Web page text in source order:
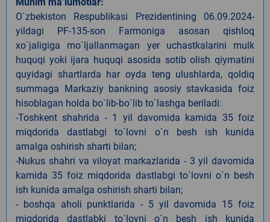
O`zbekiston Respublikasi Prezidentining 06.09.2024-
yildagi PF-135-son Farmoniga asosan qishloq
xo`jaligiga mo`ljallanmagan yer uchastkalarini mulk
huquqi yoki ijara huquqi asosida sotib olish qiymatini
quyidagi shartlarda har oyda teng ulushlarda, qoldiq
summaga Markaziy bankning asosiy stavkasida foiz
hisoblagan holda bo`lib-bo`lib to`lashga beriladi:
-Toshkent shahrida - 1 yil davomida kamida 35 foiz
miqdorida dastlabgi to`lovni o`n besh ish kunida
amalga oshirish sharti bilan;
-Nukus shahri va viloyat markazlarida - 3 yil davomida
kamida 35 foiz miqdorida dastlabgi to`lovni o`n besh
ish kunida amalga oshirish sharti bilan;
- boshqa aholi punktlarida - 5 yil davomida 15 foiz
miqdorida dastlabki to`lovni o`n besh ish kunida